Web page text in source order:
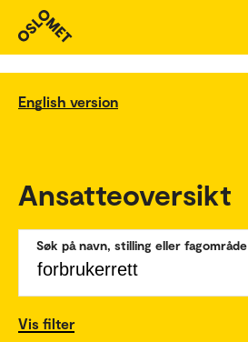
English version
Ansatteoversikt
Søk på navn, stilling eller fagområde
Vis filter